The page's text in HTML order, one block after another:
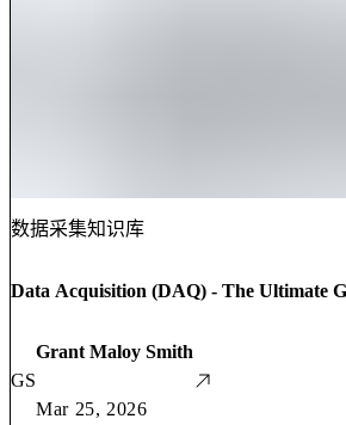
数据采集知识库
Data Acquisition (DAQ) - The Ultimate
GS
Grant Maloy Smith
Mar 25, 2026